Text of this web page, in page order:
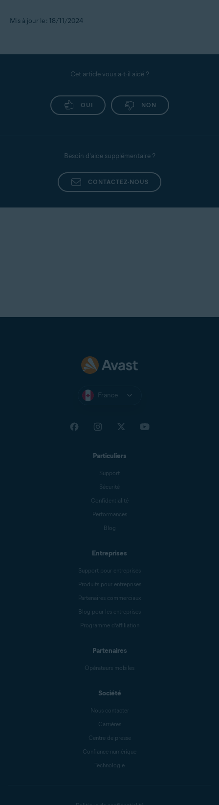
Mis à jour le : 18/11/2024
Cet article vous a-t-il aidé ?
OUI NON
Besoin d’aide supplémentaire ?
CONTACTEZ-NOUS
France
Particuliers
Support
Sécurité
Confidentialité
Performances
Blog
Entreprises
Support pour entreprises
Produits pour entreprises
Partenaires commerciaux
Blog pour les entreprises
Programme d’affiliation
Partenaires
Opérateurs mobiles
Société
Nous contacter
Carrières
Centre de presse
Confiance numérique
Technologie